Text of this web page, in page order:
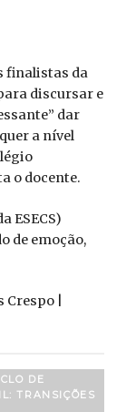
finalistas da
discursar e
dar
a nível
o docente.
ESECS)
de emoção,
|
DE
TRANSIÇÕES